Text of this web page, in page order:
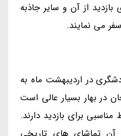
از آن و سایر جاذبه
می نمایند.
در اردیبهشت ماه به
در بهار بسیار عالی است
برای بازدید دارند.